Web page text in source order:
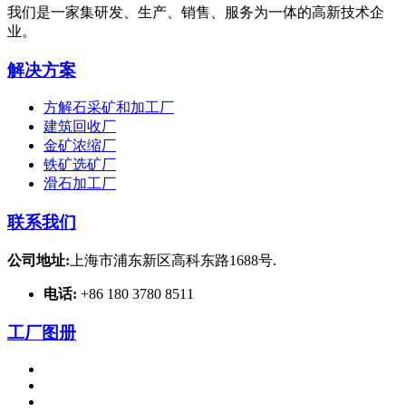
我们是一家集研发、生产、销售、服务为一体的高新技术企
业。
解决方案
方解石采矿和加工厂
建筑回收厂
金矿浓缩厂
铁矿选矿厂
滑石加工厂
联系我们
公司地址: 上海市浦东新区高科东路1688号.
电话: +86 180 3780 8511
工厂图册